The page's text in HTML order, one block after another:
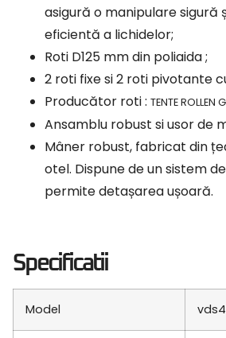
asigură o manipulare sigură
eficientă a lichidelor;
Roti D125 mm din poliaida ;
2 roti fixe si 2 roti pivotante
Producător roti : TENTE
Ansamblu robust si usor de
Mâner robust, fabricat din
otel. Dispune de un sistem
permite detașarea ușoară.
Specificatii
Model